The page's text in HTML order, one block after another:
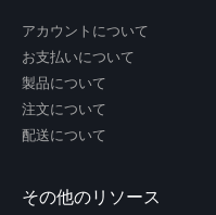
アカウントについて
お支払いについて
製品について
注文について
配送について
その他のリソース